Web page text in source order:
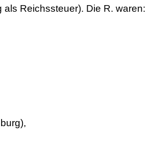
Reichssteuer). Die R. waren: